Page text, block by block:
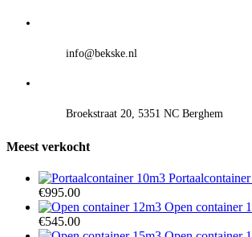
info@bekske.nl
Broekstraat 20, 5351 NC Berghem
Meest verkocht
€995.00Prijsklasse:
€230.00
tot
Open container
€545.00Prijsklasse: